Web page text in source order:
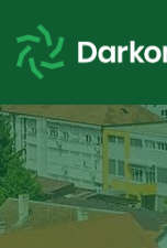
07 - 15 h
043 /440